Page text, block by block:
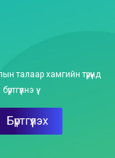
талаар хамгийн түрүүнд
үү.
Бүртгүүлэх